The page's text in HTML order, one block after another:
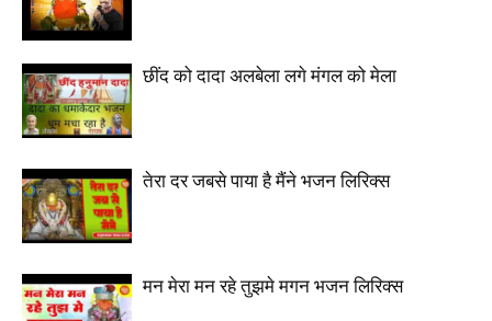
छींद को दादा अलबेला लगे मंगल को मेला
तेरा दर जबसे पाया है मैंने भजन लिरिक्स
मन मेरा मन रहे तुझमे मगन भजन लिरिक्स